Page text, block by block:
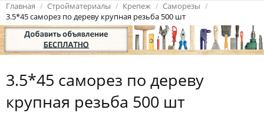
Главная Стройматериалы Крепеж
Саморезы
3.5*45 саморез по дереву крупная резьба 500 шт
3.5*45 саморез по дереву
крупная резьба 500 шт